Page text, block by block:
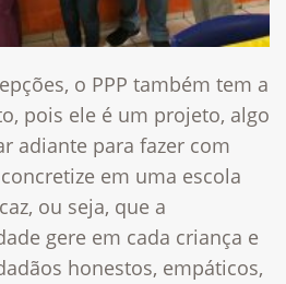
o PPP também tem a
pois ele é um projeto, algo
adiante para fazer com
em uma escola
ou seja, que a
gere em cada criança e
honestos, empáticos,